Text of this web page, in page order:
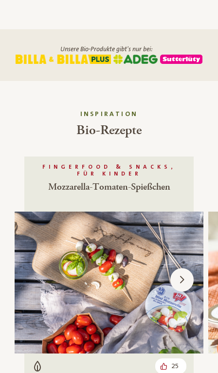
Unsere Bio-Produkte gibt's nur bei:
INSPIRATION
Bio-Rezepte
FINGERFOOD & SNACKS,
FÜR KINDER
Mozzarella-Tomaten-Spießchen
Vegetarisch 25